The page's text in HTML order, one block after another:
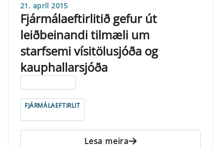
21. apríl 2015
Fjármálaeftirlitið gefur út
leiðbeinandi tilmæli um
starfsemi vísitölusjóða og
kauphallarsjóða
FJÁRMÁLAEFTIRLIT
Lesa meira